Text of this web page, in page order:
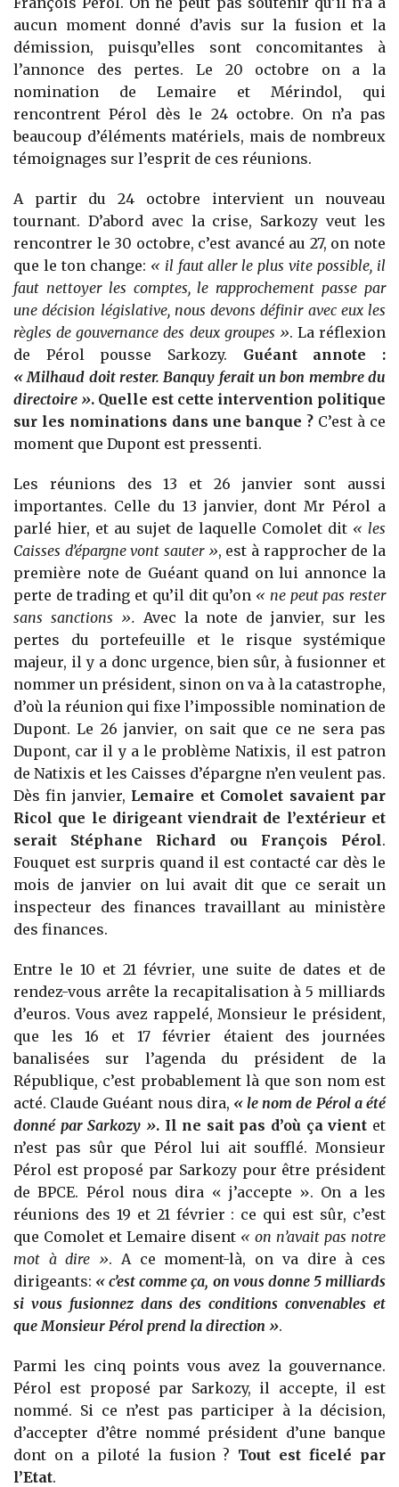
aucun moment donné d’avis sur la fusion et la
démission, puisqu’elles sont concomitantes à
l’annonce des pertes. Le 20 octobre on a la
nomination de Lemaire et Mérindol, qui
rencontrent Pérol dès le 24 octobre. On n’a pas
beaucoup d’éléments matériels, mais de nombreux
témoignages sur l’esprit de ces réunions.
A partir du 24 octobre intervient un nouveau
tournant. D’abord avec la crise, Sarkozy veut les
rencontrer le 30 octobre, c’est avancé au 27, on note
que le ton change: « il faut aller le plus vite possible, il
faut nettoyer les comptes, le rapprochement passe par
une décision législative, nous devons définir avec eux les
règles de gouvernance des deux groupes ». La réflexion
de Pérol pousse Sarkozy. Guéant annote :
« Milhaud doit rester. Banquy ferait un bon membre du
directoire ». Quelle est cette intervention politique
sur les nominations dans une banque ? C’est à ce
moment que Dupont est pressenti.
Les réunions des 13 et 26 janvier sont aussi
importantes. Celle du 13 janvier, dont Mr Pérol a
parlé hier, et au sujet de laquelle Comolet dit « les
Caisses d’épargne vont sauter », est à rapprocher de la
première note de Guéant quand on lui annonce la
perte de trading et qu’il dit qu’on « ne peut pas rester
sans sanctions ». Avec la note de janvier, sur les
pertes du portefeuille et le risque systémique
majeur, il y a donc urgence, bien sûr, à fusionner et
nommer un président, sinon on va à la catastrophe,
d’où la réunion qui fixe l’impossible nomination de
Dupont. Le 26 janvier, on sait que ce ne sera pas
Dupont, car il y a le problème Natixis, il est patron
de Natixis et les Caisses d’épargne n’en veulent pas.
Dès fin janvier, Lemaire et Comolet savaient par
Ricol que le dirigeant viendrait de l’extérieur et
serait Stéphane Richard ou François Pérol.
Fouquet est surpris quand il est contacté car dès le
mois de janvier on lui avait dit que ce serait un
inspecteur des finances travaillant au ministère
des finances.
Entre le 10 et 21 février, une suite de dates et de
rendez-vous arrête la recapitalisation à 5 milliards
d’euros. Vous avez rappelé, Monsieur le président,
que les 16 et 17 février étaient des journées
banalisées sur l’agenda du président de la
République, c’est probablement là que son nom est
acté. Claude Guéant nous dira, « le nom de Pérol a été
donné par Sarkozy ». Il ne sait pas d’où ça vient et
n’est pas sûr que Pérol lui ait soufflé. Monsieur
Pérol est proposé par Sarkozy pour être président
de BPCE. Pérol nous dira « j’accepte ». On a les
réunions des 19 et 21 février : ce qui est sûr, c’est
que Comolet et Lemaire disent « on n’avait pas notre
mot à dire ». A ce moment-là, on va dire à ces
dirigeants: « c’est comme ça, on vous donne 5 milliards
si vous fusionnez dans des conditions convenables et
que Monsieur Pérol prend la direction ».
Parmi les cinq points vous avez la gouvernance.
Pérol est proposé par Sarkozy, il accepte, il est
nommé. Si ce n’est pas participer à la décision,
d’accepter d’être nommé président d’une banque
dont on a piloté la fusion ? Tout est ficelé par
l’Etat.